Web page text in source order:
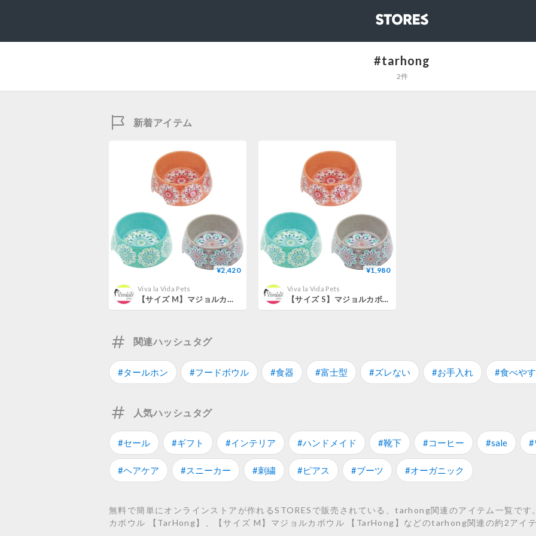
STORES
#tarhong
2件
新着アイテム
¥2,420
Viva la Vida Pets
【サイズ M】マジョルカボウル 【TarHong】
¥1,980
Viva la Vida Pets
【サイズ S】マジョルカボウル 【TarHong】
関連ハッシュタグ
#タールホン #フードボウル #食器 #富士型 #ズレない #お手入れ #食べや
人気ハッシュタグ
#セール #ギフト #インテリア #ハンドメイド #靴下 #コーヒー #sale #
#ヘアケア #スニーカー #刺繍 #ピアス #ブーツ #オーガニック
無料で簡単にオンラインストアが作れるSTORESで販売されている、tarhong関連のアイテム一覧です
カボウル 【TarHong】、【サイズ M】マジョルカボウル 【TarHong】などのtarhong関連の約2アイテ